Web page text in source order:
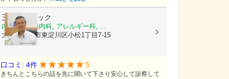
玉谷クリニック
内科, 糖尿病内科, アレルギー科, ...
大阪府大阪市東淀川区小松1丁目7-15
口コミ: 4件 5
きちんとこちらの話を先に聞いて下さり安心して診察して